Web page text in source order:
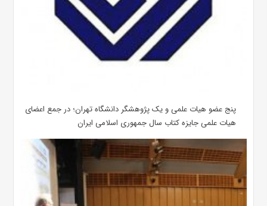
پنج عضو هیات علمی و یک پژوهشگر دانشگاه تهران؛ در جمع اعضای
هیات علمی جایزه کتاب سال جمهوری اسلامی ایران